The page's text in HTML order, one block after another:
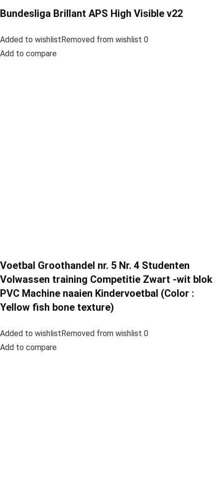
Bundesliga Brillant APS High Visible v22
Added to wishlistRemoved from wishlist 0
Add to compare
Voetbal Groothandel nr. 5 Nr. 4 Studenten
Volwassen training Competitie Zwart -wit blok
PVC Machine naaien Kindervoetbal (Color :
Yellow fish bone texture)
Added to wishlistRemoved from wishlist 0
Add to compare